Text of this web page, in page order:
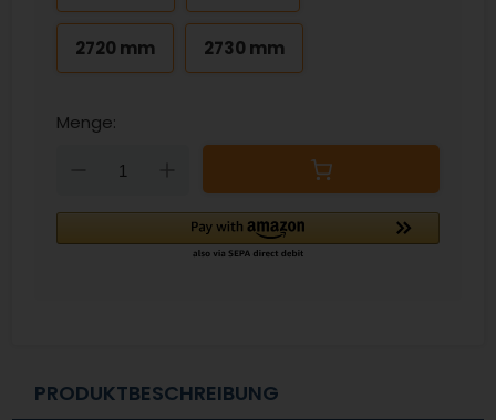
2720 mm 2730 mm
Menge:
Down
PRODUKTBESCHREIBUNG